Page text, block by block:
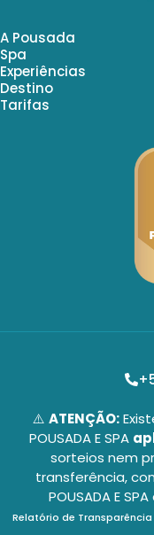
A Pousada
Spa
Experiências
Destino
Tarifas
⚠️ ATENÇÃO:
POUSADA E SPA
sorteios nem
transferência,
POUSADA E
Relatório de